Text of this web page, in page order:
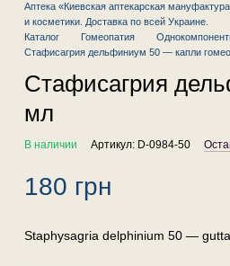
Аптека «Киевская аптекарская
и косметики. Доставка по всей Украине.
Каталог
Гомеопатия
Стафисагрия дельфиниум 50 — капли
Стафисагрия
мл
В наличии Артикул: D-0984-50
180 грн
Staphysagria delphinium 50 —